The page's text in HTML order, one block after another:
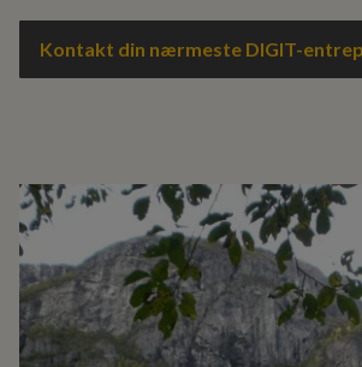
Kontakt din nærmeste DIGIT-